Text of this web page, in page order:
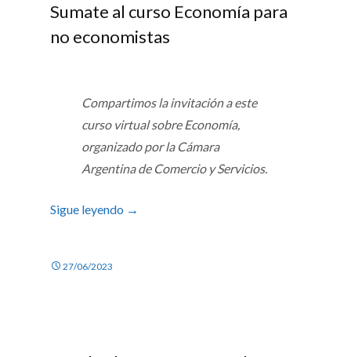
Sumate al curso Economía para
no economistas
Compartimos la invitación a este
curso virtual sobre Economía,
organizado por la Cámara
Argentina de Comercio y Servicios.
Sigue leyendo →
27/06/2023